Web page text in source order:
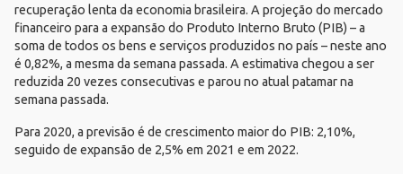
recuperação lenta da economia brasileira. A projeção do mercado
financeiro para a expansão do Produto Interno Bruto (PIB) – a
soma de todos os bens e serviços produzidos no país – neste ano
é 0,82%, a mesma da semana passada. A estimativa chegou a ser
reduzida 20 vezes consecutivas e parou no atual patamar na
semana passada.
Para 2020, a previsão é de crescimento maior do PIB: 2,10%,
seguido de expansão de 2,5% em 2021 e em 2022.